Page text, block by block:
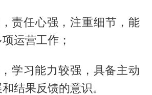
责任心强，注重细节，能
运营工作；
学习能力较强，具备主动
结果反馈的意识。